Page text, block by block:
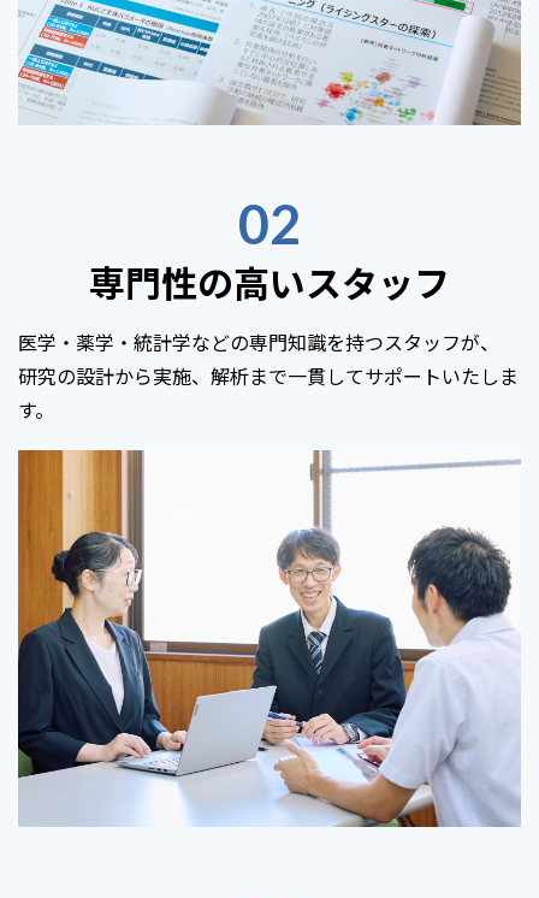
02
専門性の高いスタッフ
医学・薬学・統計学などの専門知識を持つスタッフが、
研究の設計から実施、解析まで一貫してサポートいたしま
す。